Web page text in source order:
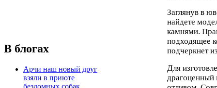
В блогах
Арчи наш новый друг
взяли в приюте
бездомных собак
Заглянув в
найдете
камнями.
подходящее
подчеркнет
Для
драгоценный